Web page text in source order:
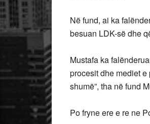
Në fund, ai ka
besuan LDK-së dhe
Mustafa ka
procesit dhe mediet
shumë”, tha në fund
Po fryne ere e re ne